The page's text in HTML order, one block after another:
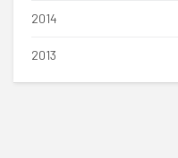
2014
2013